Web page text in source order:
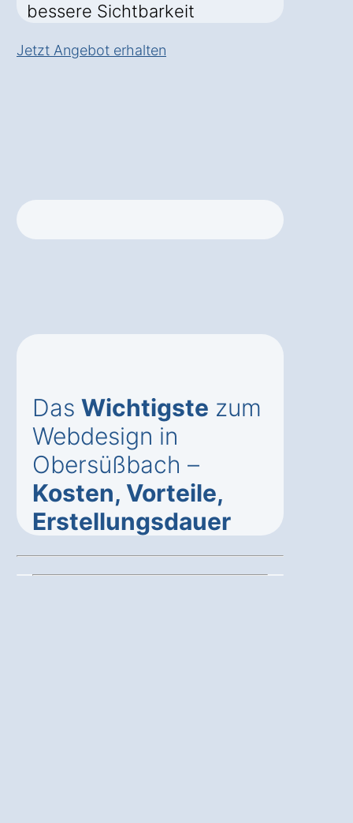
bessere Sichtbarkeit
Jetzt Angebot erhalten
Das Wichtigste zum
Webdesign in
Obersüßbach –
Kosten, Vorteile,
Erstellungsdauer